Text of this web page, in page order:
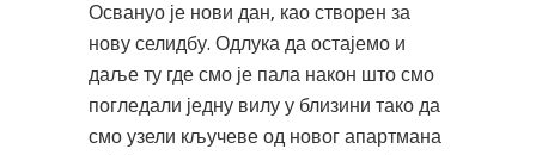
Освануо је нови дан, као створен за
нову селидбу. Одлука да остајемо и
даље ту где смо је пала након што смо
погледали једну вилу у близини тако да
смо узели кључеве од новог апартмана